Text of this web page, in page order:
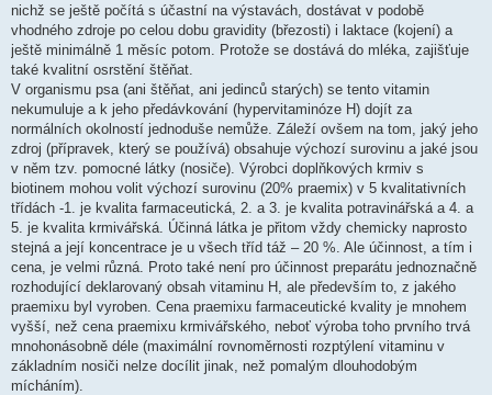
nichž se ještě počítá s účastní na výstavách, dostávat v podobě
vhodného zdroje po celou dobu gravidity (březosti) i laktace (kojení) a
ještě minimálně 1 měsíc potom. Protože se dostává do mléka, zajišťuje
také kvalitní osrstění štěňat.
V organismu psa (ani štěňat, ani jedinců starých) se tento vitamin
nekumuluje a k jeho předávkování (hypervitaminóze H) dojít za
normálních okolností jednoduše nemůže. Záleží ovšem na tom, jaký jeho
zdroj (přípravek, který se používá) obsahuje výchozí surovinu a jaké jsou
v něm tzv. pomocné látky (nosiče). Výrobci doplňkových krmiv s
biotinem mohou volit výchozí surovinu (20% praemix) v 5 kvalitativních
třídách -1. je kvalita farmaceutická, 2. a 3. je kvalita potravinářská a 4. a
5. je kvalita krmivářská. Účinná látka je přitom vždy chemicky naprosto
stejná a její koncentrace je u všech tříd táž – 20 %. Ale účinnost, a tím i
cena, je velmi různá. Proto také není pro účinnost preparátu jednoznačně
rozhodující deklarovaný obsah vitaminu H, ale především to, z jakého
praemixu byl vyroben. Cena praemixu farmaceutické kvality je mnohem
vyšší, než cena praemixu krmivářského, neboť výroba toho prvního trvá
mnohonásobně déle (maximální rovnoměrnosti rozptýlení vitaminu v
základním nosiči nelze docílit jinak, než pomalým dlouhodobým
mícháním).